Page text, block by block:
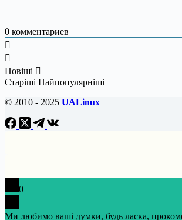
0 комментариев
Новіші
Старіші Найпопулярніші
© 2010 - 2025 UALinux
0
Ми любимо ваші думки, будь ласка,